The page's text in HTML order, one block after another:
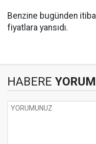
Benzine bugünden
fiyatlara yansıdı.
HABERE